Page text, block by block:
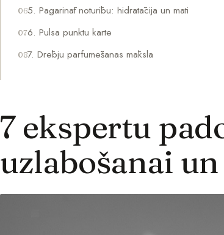
5. Pagarināt noturību: hidratācija un mati
6. Pulsa punktu karte
7. Drēbju parfumēšanas māksla
7 ekspertu
uzlabošanai